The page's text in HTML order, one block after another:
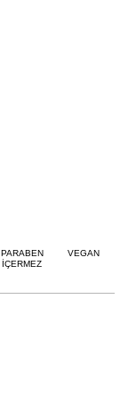
PARABEN
İÇERMEZ
VEGAN